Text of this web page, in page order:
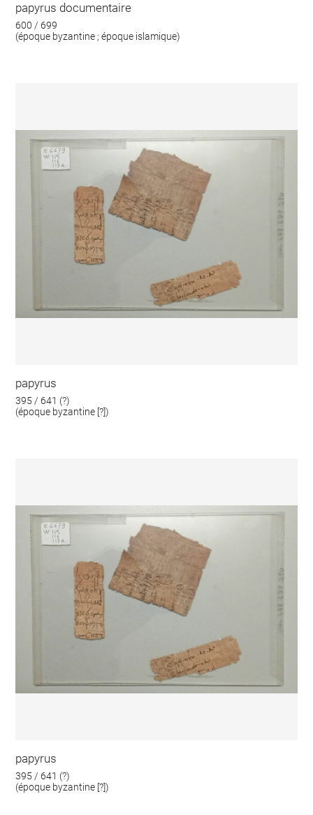
papyrus documentaire
600 / 699
(époque byzantine ; époque islamique)
papyrus
395 / 641 (?)
(époque byzantine [?])
papyrus
395 / 641 (?)
(époque byzantine [?])